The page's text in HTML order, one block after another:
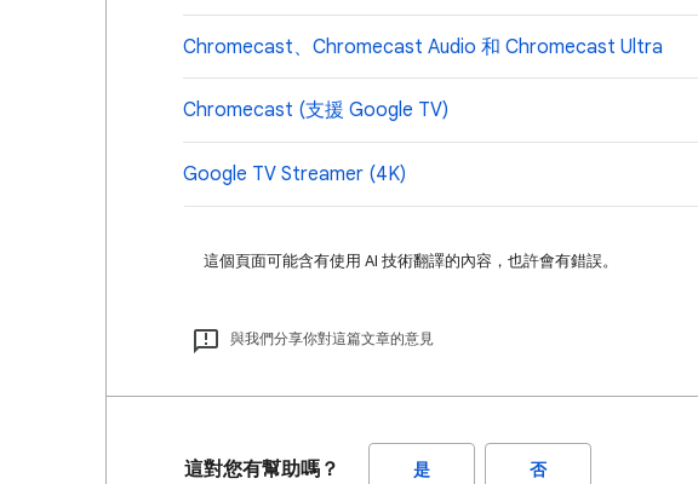
Chromecast、Chromecast Audio 和 Chromecast Ultra
Chromecast (支援 Google TV)
Google TV Streamer (4K)
這個頁面可能含有使用 AI 技術翻譯的內容，也許會有錯誤。
與我們分享你對這篇文章的意見
這對您有幫助嗎？ 是 否